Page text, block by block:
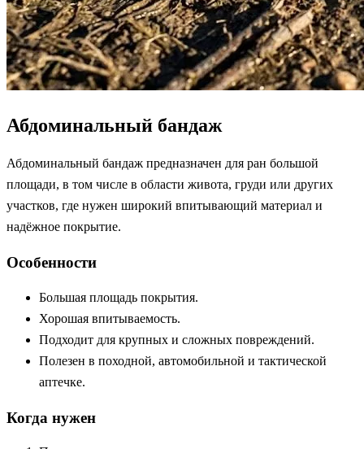
Абдоминальный бандаж
Абдоминальный бандаж предназначен для ран большой
площади, в том числе в области живота, груди или других
участков, где нужен широкий впитывающий материал и
надёжное покрытие.
Особенности
Большая площадь покрытия.
Хорошая впитываемость.
Подходит для крупных и сложных повреждений.
Полезен в походной, автомобильной и тактической
аптечке.
Когда нужен